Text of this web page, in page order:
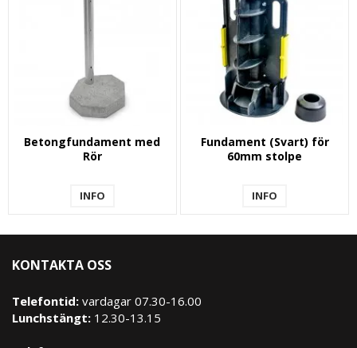
Betongfundament med
Rör
INFO
Fundament (Svart) för
60mm stolpe
INFO
KONTAKTA OSS
Telefontid: vardagar 07.30-16.00
Lunchstängt: 12.30-13.15